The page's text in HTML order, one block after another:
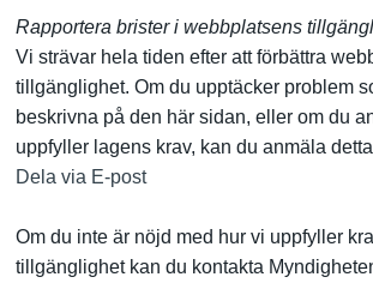
Rapportera brister i webbplatsens
Vi strävar hela tiden efter att förbättra
tillgänglighet. Om du upptäcker problem
beskrivna på den här sidan, eller om du
uppfyller lagens krav, kan du anmäla
Dela via E-post
Om du inte är nöjd med hur vi uppfyller
tillgänglighet kan du kontakta